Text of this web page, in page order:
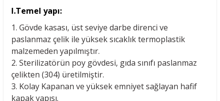
I.Temel yapı:
1. Gövde kasası, üst seviye darbe direnci ve
paslanmaz çelik ile yüksek sıcaklık termoplastik
malzemeden yapılmıştır.
2. Sterilizatörün poy gövdesi, gıda sınıfı paslanmaz
çelikten (304) üretilmiştir.
3. Kolay Kapanan ve yüksek emniyet sağlayan hafif
kapak yapısı.